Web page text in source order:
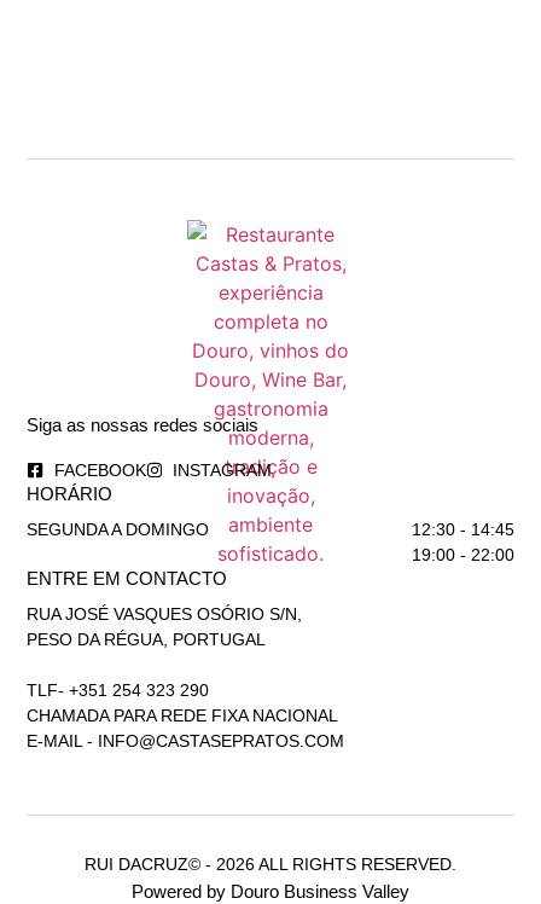
Siga as nossas redes sociais
FACEBOOK INSTAGRAM
HORÁRIO
SEGUNDA A DOMINGO
12:30 - 14:45
19:00 - 22:00
ENTRE EM CONTACTO
RUA JOSÉ VASQUES OSÓRIO S/N,
PESO DA RÉGUA, PORTUGAL
TLF- +351 254 323 290
CHAMADA PARA REDE FIXA NACIONAL
E-MAIL - INFO@CASTASEPRATOS.COM
RUI DACRUZ© - 2026 ALL RIGHTS RESERVED.
Powered by Douro Business Valley